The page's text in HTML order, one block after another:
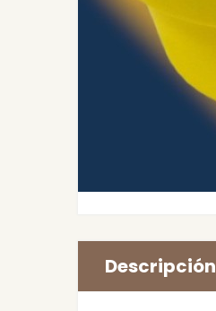
Descripción